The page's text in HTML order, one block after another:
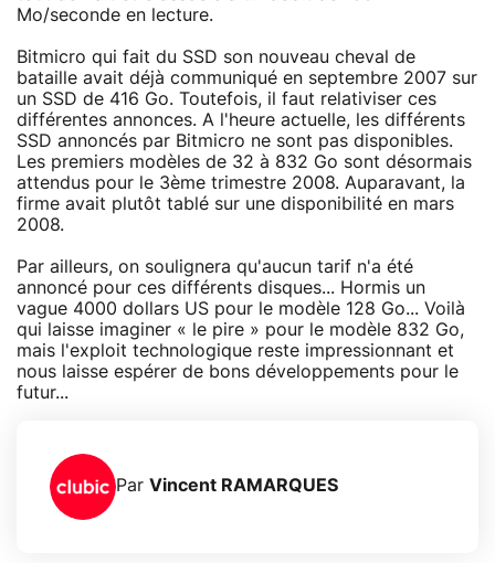
Mo/seconde en lecture.
Bitmicro qui fait du SSD son nouveau cheval de
bataille avait déjà communiqué en septembre 2007 sur
un SSD de 416 Go. Toutefois, il faut relativiser ces
différentes annonces. A l'heure actuelle, les différents
SSD annoncés par Bitmicro ne sont pas disponibles.
Les premiers modèles de 32 à 832 Go sont désormais
attendus pour le 3ème trimestre 2008. Auparavant, la
firme avait plutôt tablé sur une disponibilité en mars
2008.
Par ailleurs, on soulignera qu'aucun tarif n'a été
annoncé pour ces différents disques... Hormis un
vague 4000 dollars US pour le modèle 128 Go... Voilà
qui laisse imaginer « le pire » pour le modèle 832 Go,
mais l'exploit technologique reste impressionnant et
nous laisse espérer de bons développements pour le
futur...
Par Vincent RAMARQUES